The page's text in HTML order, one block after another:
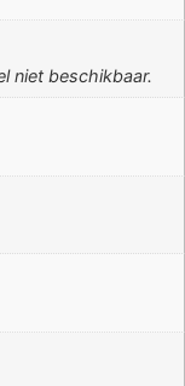
niet beschikbaar.